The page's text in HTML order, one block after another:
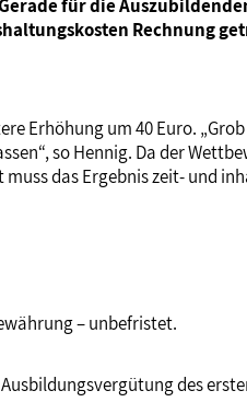
für die
Rechnung
Erhöhung um 40 Euro.
so Hennig. Da der
das Ergebnis zeit- und
– unbefristet.
des